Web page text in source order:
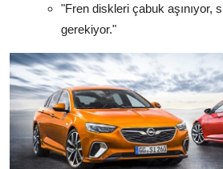
"Fren diskleri çabuk aşınıyor,
gerekiyor."